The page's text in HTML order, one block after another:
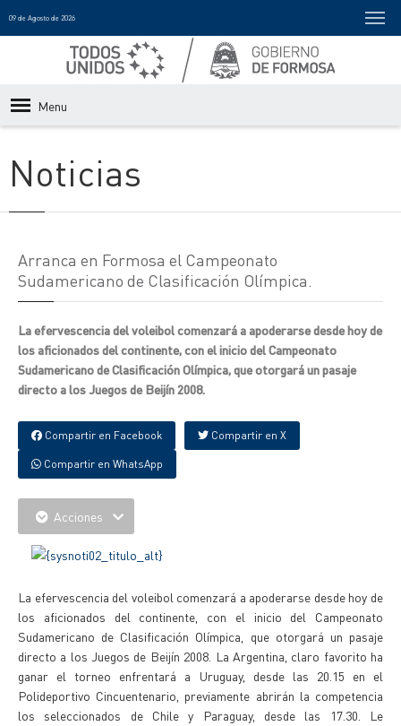
09 de Agosto de 2026
Menu
Noticias
Arranca en Formosa el Campeonato
Sudamericano de Clasificación Olímpica.
La efervescencia del voleibol comenzará a apoderarse desde hoy de
los aficionados del continente, con el inicio del Campeonato
Sudamericano de Clasificación Olímpica, que otorgará un pasaje
directo a los Juegos de Beijín 2008.
Compartir en Facebook Compartir en X
Compartir en WhatsApp
Acciones
La efervescencia del voleibol comenzará a apoderarse desde hoy de
los aficionados del continente, con el inicio del Campeonato
Sudamericano de Clasificación Olímpica, que otorgará un pasaje
directo a los Juegos de Beijín 2008. La Argentina, claro favorito ha
ganar el torneo enfrentará a Uruguay, desde las 20.15 en el
Polideportivo Cincuentenario, previamente abrirán la competencia
los seleccionados de Chile y Paraguay, desde las 17.30. Le